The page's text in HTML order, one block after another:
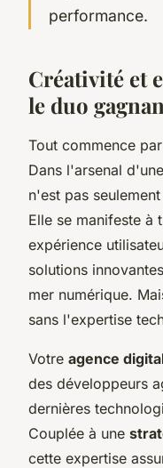
performance.
Créativité et
le duo
Tout commence
Dans l'arsenal d'une
n'est pas
Elle se manifeste à
expérience
solutions
mer numérique.
sans l'expertise
Votre agence
des développeurs
dernières
Couplée à une
cette expertise